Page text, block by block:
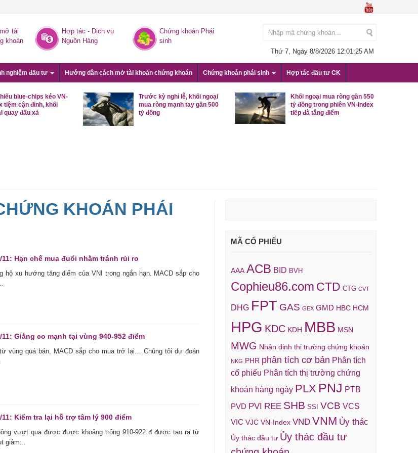
tài
khoán
Hợp tác - Dịch vụ
Nguồn Hàng
Chứng khoán Phái
sinh
Thứ 7, Ngày 8/8/2026 12:01:25 AM
nghiệm đầu tư Hướng dẫn cách mở tài khoản chứng khoán Chứng khoán phái sinh Hợp tác đầu tư CK
blue-chips kéo VN-
tiệm cận đỉnh, khối
quay đầu xả
Trước kỳ nghỉ lễ, khối ngoại
mua ròng mạnh tay gần 500
tỷ đồng
Khối ngoại mua ròng gần 550
tỷ đồng trong phiên VN-Index
tiếp đà tăng điểm
KHOÁN PHÁI
Hạn chế mua đuổi nhằm tránh rủi ro
hộ xu hướng tăng điểm của VNI trong ngắn hạn. MACD sắp cho
Giằng co mạnh tại vùng 940-952 điểm
vùng quá bán, MACD sắp cho mua trở lại… Chúng tôi dự đoán
Kiểm tra lại hỗ trợ tâm lý 900 điểm
vượt qua được được khoảng trống 910-922 đ được tạo ra từ
giảm...
MÃ CỔ PHIẾU
AAA ACB BID BVH
Cophieu86.com CTD CTG CVT
DHG FPT GAS GEX GMD HBC HCM
HPG KDC KDH MBB MSN
MWG Nhận định thị trường chứng khoán
NKG PHR phân tích cơ bản Phân tích
cổ phiếu Phân tích thị trường chứng
khoán hàng ngày PLX PNJ PTB
PVD PVI REE SHB SSI VCB VCS
VIC VJC VN-Index VND VNM Ủy thác
Ủy thác đầu tư Ủy thác đầu tư